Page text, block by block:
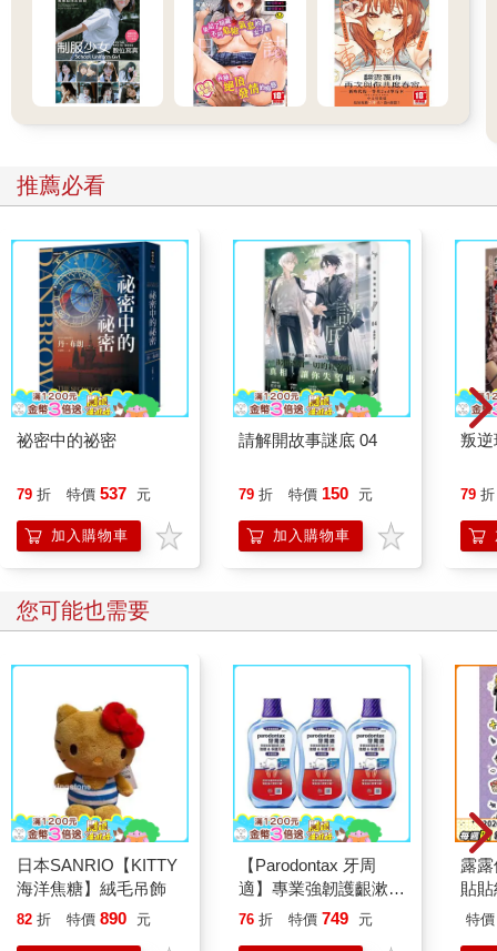
推薦必看
祕密中的祕密
79 折 特價 537 元
加入購物車
請解開故事謎底 04
79 折 特價 150 元
加入購物車
叛逆
79 折
您可能也需要
日本SANRIO【KITTY
海洋焦糖】絨毛吊飾
82 折 特價 890 元
【Parodontax 牙周
適】專業強韌護齦漱口
水-極淨薄荷500mlx3
76 折 特價 749 元
露
貼
特價